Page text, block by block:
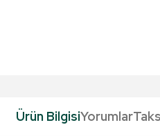
Ürün BilgisiYorumlar